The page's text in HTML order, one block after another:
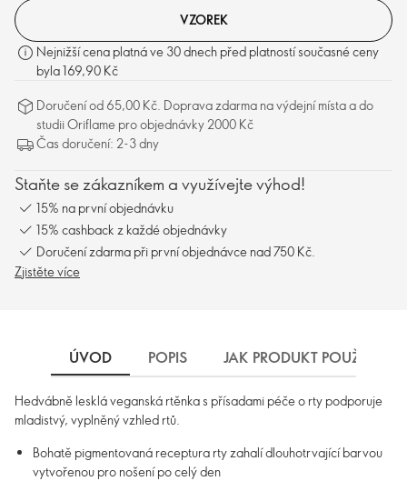
VZOREK
Nejnižší cena platná ve 30 dnech před platností současné ceny
byla 169,90 Kč
Doručení od 65,00 Kč. Doprava zdarma na výdejní místa a do
studii Oriflame pro objednávky 2000 Kč
Čas doručení: 2-3 dny
Staňte se zákazníkem a využívejte výhod!
15% na první objednávku
15% cashback z každé objednávky
Doručení zdarma při první objednávce nad 750 Kč.
Zjistěte více
ÚVOD POPIS JAK PRODUKT POUŽÍVAT
Hedvábně lesklá veganská rtěnka s přísadami péče o rty podporuje
mladistvý, vyplněný vzhled rtů.
Bohatě pigmentovaná receptura rty zahalí dlouhotrvající barvou
vytvořenou pro nošení po celý den